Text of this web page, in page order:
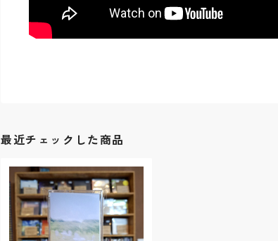
最近チェックした商品